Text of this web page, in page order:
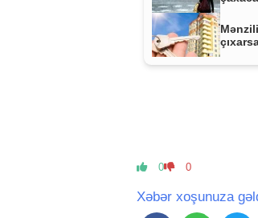
0 0
Xəbər xoşunuza